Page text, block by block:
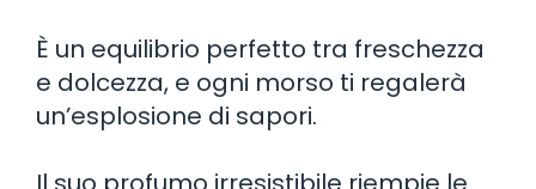
È un equilibrio perfetto tra freschezza
e dolcezza, e ogni morso ti regalerà
un’esplosione di sapori.